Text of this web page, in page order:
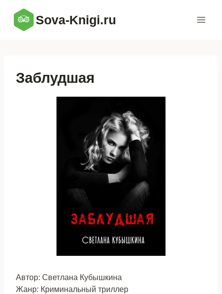
содержимому
Sova-Knigi.ru
Заблудшая
Автор: Светлана Кубышкина
Жанр: Криминальный триллер